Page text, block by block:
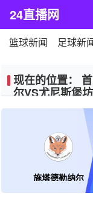
24直播网
篮球新闻 足球新
现在的位置：
尔VS尤尼斯堡坊
施塔德勒纳尔